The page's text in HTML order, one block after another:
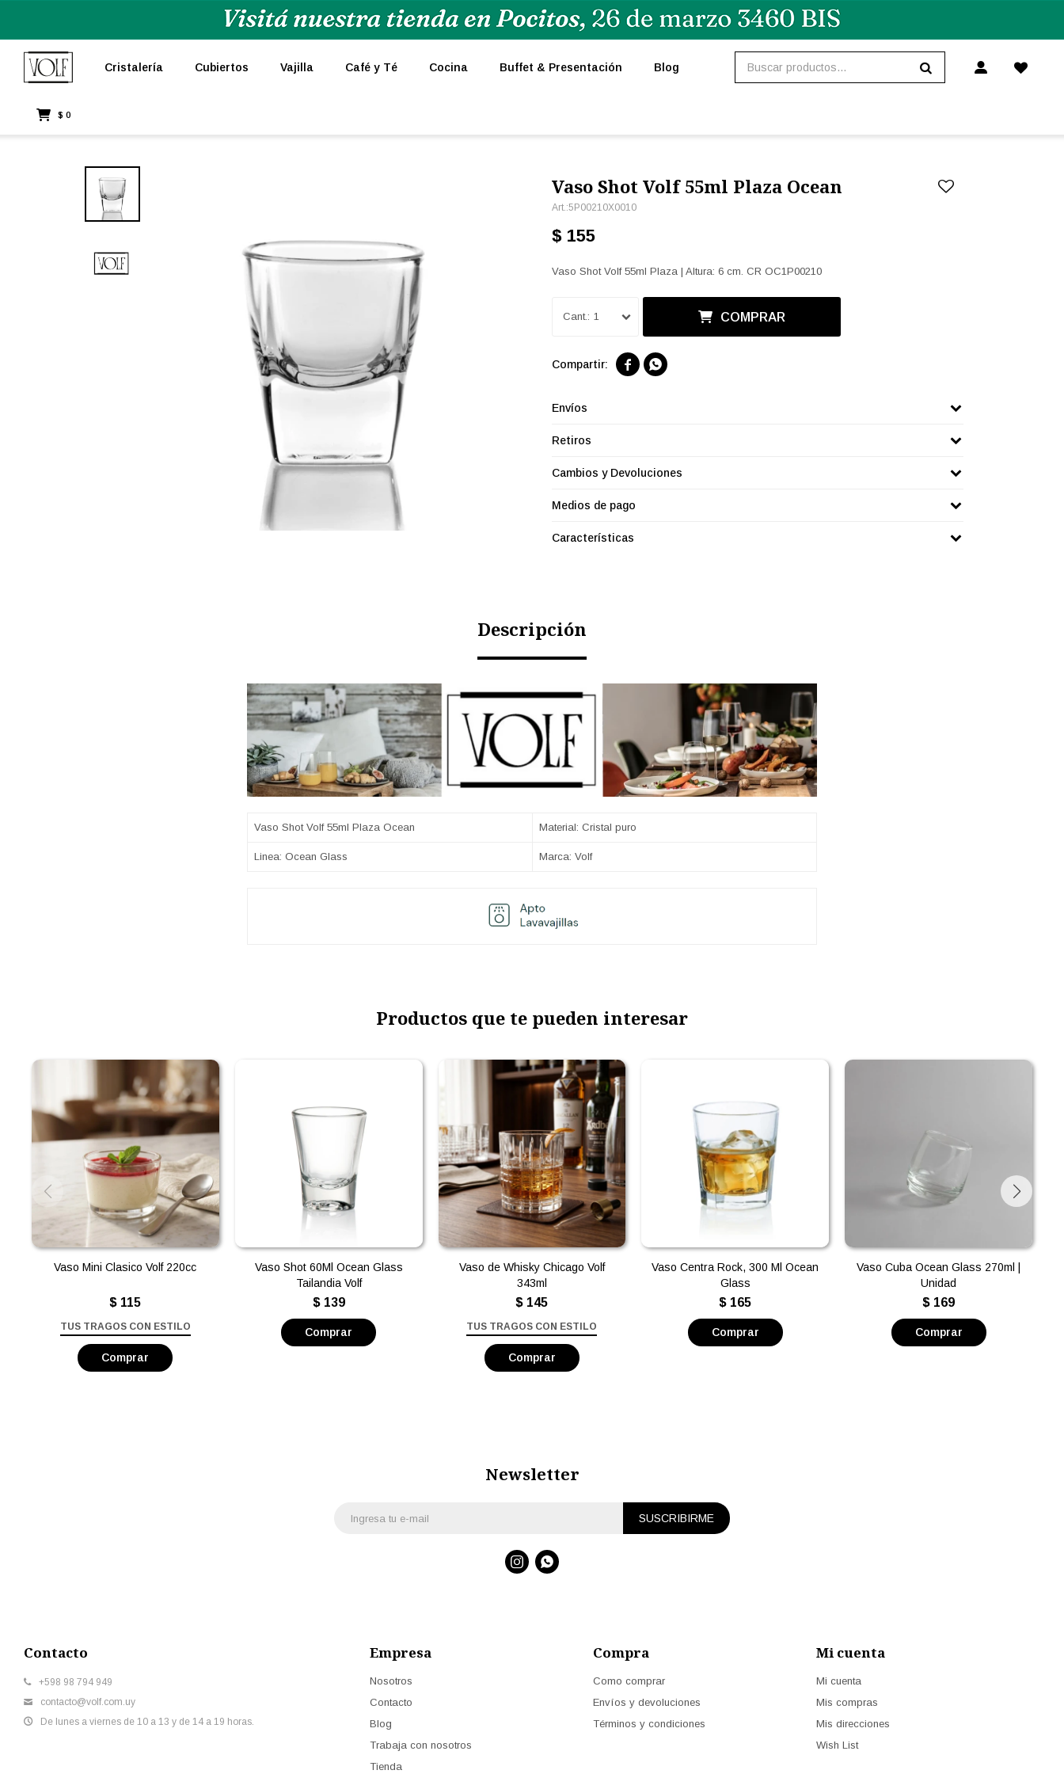
Cristalería Cubiertos Vajilla Café y Té Cocina Buffet & Presentación Blog
$ 0
Vaso Shot Volf 55ml Plaza Ocean
5P00210X0010
$ 155
Vaso Shot Volf 55ml Plaza | Altura: 6 cm. CR OC1P00210
1 COMPRAR
 
Envíos
Retiros
Cambios y Devoluciones
Medios de pago
Características
Descripción
Vaso Shot Volf 55ml Plaza Ocean Material: Cristal puro
Linea: Ocean Glass Marca: Volf
Productos que te pueden interesar
Vaso Mini Clasico Volf 220cc
$ 115
TUS TRAGOS CON ESTILO
Vaso Shot 60Ml Ocean Glass
Tailandia Volf
$ 139
Vaso de Whisky Chicago Volf
343ml
$ 145
TUS TRAGOS CON ESTILO
Vaso Centra Rock, 300 Ml Ocean
Glass
$ 165
Vaso Cuba Ocean Glass 270ml |
Unidad
$ 169
Contacto
+598 98 794 949
contacto@volf.com.uy
De lunes a viernes de 10 a 13 y de 14 a 19 horas.
Empresa
Nosotros
Contacto
Blog
Trabaja con nosotros
Tienda
Compra
Como comprar
Envíos y devoluciones
Términos y condiciones
Mi cuenta
Mi cuenta
Mis compras
Mis direcciones
Wish List
Newsletter
SUSCRIBIRME
 